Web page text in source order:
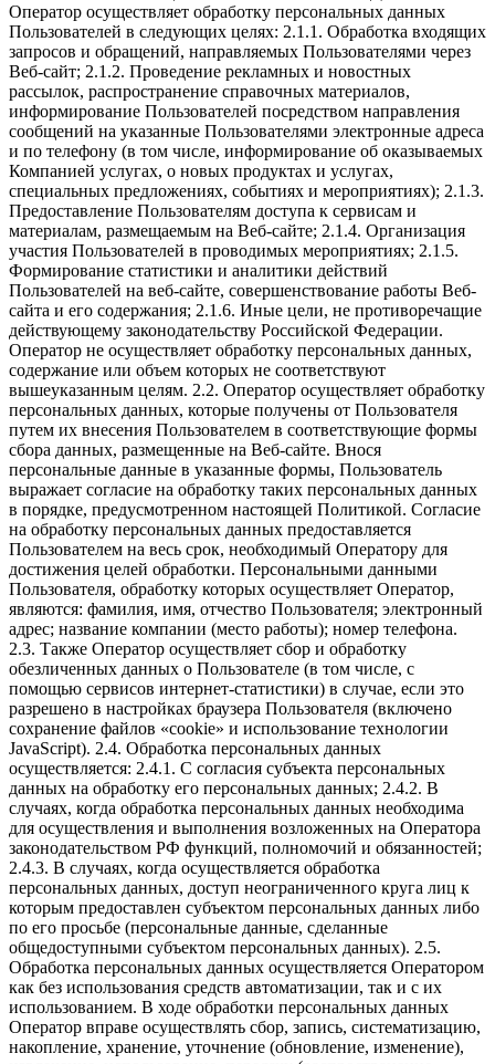
Оператор осуществляет обработку персональных данных
Пользователей в следующих целях: 2.1.1. Обработка входящих
запросов и обращений, направляемых Пользователями через
Веб-сайт; 2.1.2. Проведение рекламных и новостных
рассылок, распространение справочных материалов,
информирование Пользователей посредством направления
сообщений на указанные Пользователями электронные адреса
и по телефону (в том числе, информирование об оказываемых
Компанией услугах, о новых продуктах и услугах,
специальных предложениях, событиях и мероприятиях); 2.1.3.
Предоставление Пользователям доступа к сервисам и
материалам, размещаемым на Веб-сайте; 2.1.4. Организация
участия Пользователей в проводимых мероприятиях; 2.1.5.
Формирование статистики и аналитики действий
Пользователей на веб-сайте, совершенствование работы Веб-
сайта и его содержания; 2.1.6. Иные цели, не противоречащие
действующему законодательству Российской Федерации.
Оператор не осуществляет обработку персональных данных,
содержание или объем которых не соответствуют
вышеуказанным целям. 2.2. Оператор осуществляет обработку
персональных данных, которые получены от Пользователя
путем их внесения Пользователем в соответствующие формы
сбора данных, размещенные на Веб-сайте. Внося
персональные данные в указанные формы, Пользователь
выражает согласие на обработку таких персональных данных
в порядке, предусмотренном настоящей Политикой. Согласие
на обработку персональных данных предоставляется
Пользователем на весь срок, необходимый Оператору для
достижения целей обработки. Персональными данными
Пользователя, обработку которых осуществляет Оператор,
являются: фамилия, имя, отчество Пользователя; электронный
адрес; название компании (место работы); номер телефона.
2.3. Также Оператор осуществляет сбор и обработку
обезличенных данных о Пользователе (в том числе, с
помощью сервисов интернет-статистики) в случае, если это
разрешено в настройках браузера Пользователя (включено
сохранение файлов «cookie» и использование технологии
JavaScript). 2.4. Обработка персональных данных
осуществляется: 2.4.1. С согласия субъекта персональных
данных на обработку его персональных данных; 2.4.2. В
случаях, когда обработка персональных данных необходима
для осуществления и выполнения возложенных на Оператора
законодательством РФ функций, полномочий и обязанностей;
2.4.3. В случаях, когда осуществляется обработка
персональных данных, доступ неограниченного круга лиц к
которым предоставлен субъектом персональных данных либо
по его просьбе (персональные данные, сделанные
общедоступными субъектом персональных данных). 2.5.
Обработка персональных данных осуществляется Оператором
как без использования средств автоматизации, так и с их
использованием. В ходе обработки персональных данных
Оператор вправе осуществлять сбор, запись, систематизацию,
накопление, хранение, уточнение (обновление, изменение),